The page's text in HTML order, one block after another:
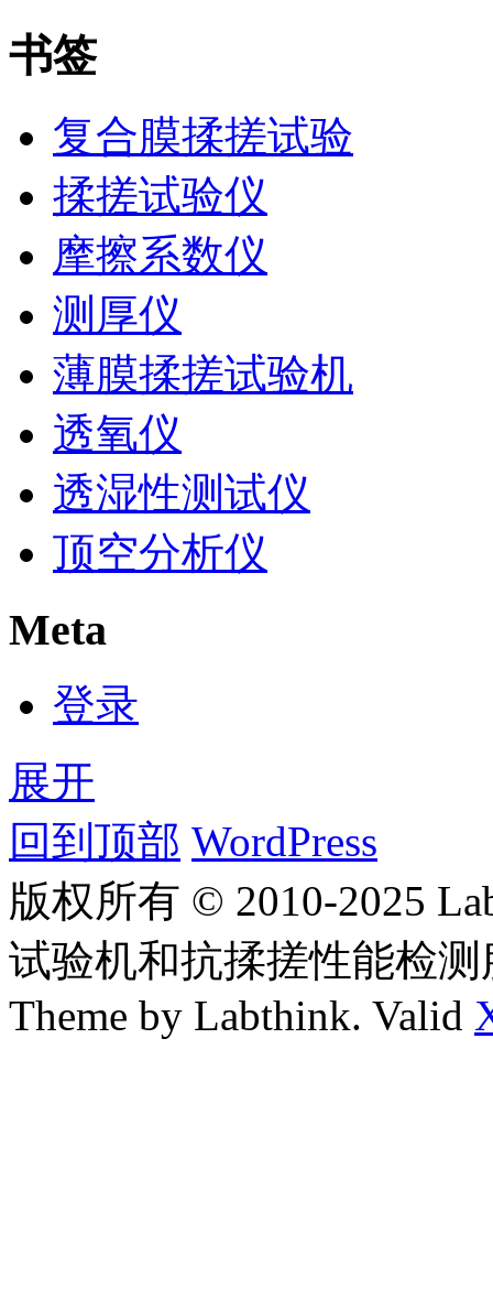
书签
复合膜揉搓试验
揉搓试验仪
摩擦系数仪
测厚仪
薄膜揉搓试验机
透氧仪
透湿性测试仪
顶空分析仪
Meta
登录
展开
回到顶部 WordPress
版权所有 © 2010-2025
试验机和抗揉搓性能检
Theme by Labthink. Valid